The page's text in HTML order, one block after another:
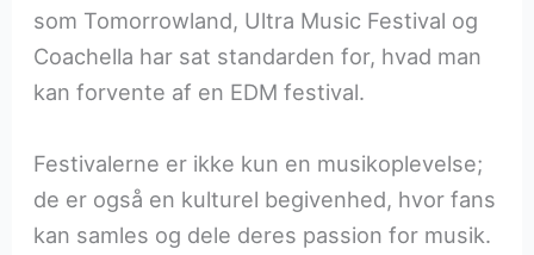
som Tomorrowland, Ultra Music Festival og
Coachella har sat standarden for, hvad man
kan forvente af en EDM festival.
Festivalerne er ikke kun en musikoplevelse;
de er også en kulturel begivenhed, hvor fans
kan samles og dele deres passion for musik.